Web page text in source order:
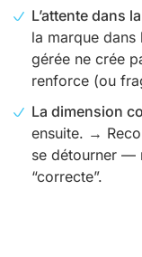
L’attente dans
la marque
gérée ne crée
renforce (ou
La dimension
ensuite. →
se détourner —
“correcte”.